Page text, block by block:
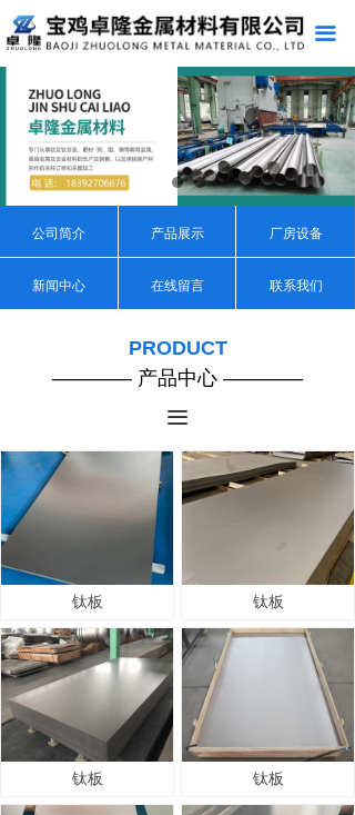
끀
公司简介 产品展示 厂房设备
新闻中心 在线留言 联系我们
PRODUCT
———— 产品中心 ————
끀
钛板 钛板
钛板 钛板